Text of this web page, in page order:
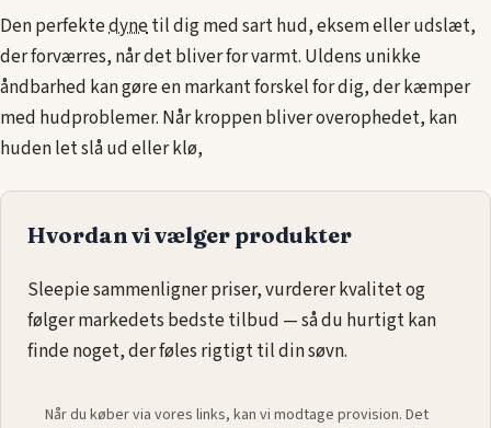
Den perfektedynetil dig med sart hud, eksem eller udslæt,
der forværres, når det bliver for varmt. Uldens unikke
åndbarhed kan gøre en markant forskel for dig, der kæmper
med hudproblemer. Når kroppen bliver overophedet, kan
huden let slå ud eller klø,
Hvordan vi vælger produkter
Sleepie sammenligner priser, vurderer kvalitet og
følger markedets bedste tilbud — så du hurtigt kan
finde noget, der føles rigtigt til din søvn.
Når du køber via vores links, kan vi modtage provision. Det